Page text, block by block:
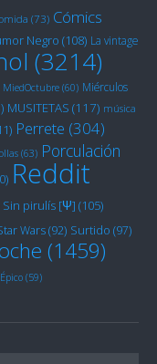
(73) Cómics
Negro (108) La vintage
(3214)
MiedOctubre (60) Miérculos
MUSITETAS (117) música
Perrete (304)
(63) Porculación
Reddit
Sin pirulís [Ψ] (105)
Wars(92) Surtido (97)
(1459)
Épico (59)